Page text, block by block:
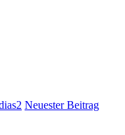
Neuester Beitrag